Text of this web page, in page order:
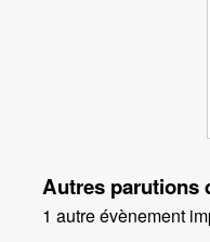
Autres parutions
1 autre évènement